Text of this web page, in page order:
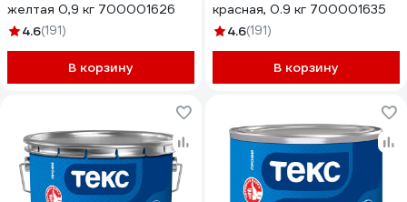
желтая 0,9 кг 700001626
4.6(191)
В корзину
красная, 0.9 кг 700001635
4.6(191)
В корзину